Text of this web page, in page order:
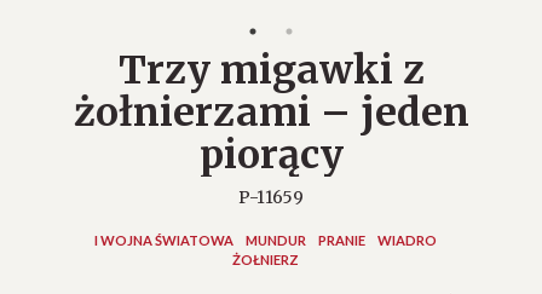
Trzy migawki z
żołnierzami – jeden
piorący
P-11659
I WOJNA ŚWIATOWA MUNDUR PRANIE
WIADRO
ŻOŁNIERZ